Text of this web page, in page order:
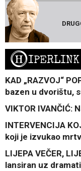
HIPERLINK
KAD „RAZVOJ“
bazen u dvorištu,
VIKTOR IVANČIĆ:
INTERVENCIJA
koji je izvukao
LIJEPA VEČER,
lansiran uz